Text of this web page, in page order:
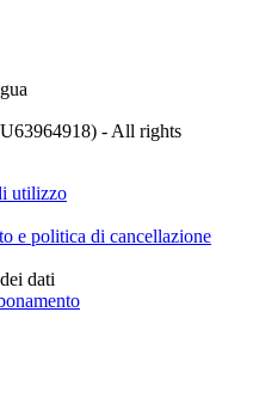
- All rights
utilizzo
e politica di cancellazione
dati